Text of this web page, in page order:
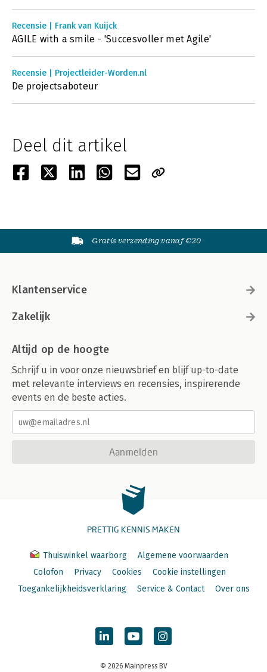
Recensie | Frank van Kuijck
AGILE with a smile - 'Succesvoller met Agile'
Recensie | Projectleider-Worden.nl
De projectsaboteur
Deel dit artikel
Gratis verzending vanaf €20
Klantenservice
Zakelijk
Altijd op de hoogte
Schrijf u in voor onze nieuwsbrief en blijf up-to-date
met relevante interviews en recensies, inspirerende
events en de beste acties.
Aanmelden
PRETTIG KENNIS MAKEN
Thuiswinkel waarborg
Algemene voorwaarden
Colofon
Privacy Cookies
Cookie instellingen
Toegankelijkheidsverklaring
Service & Contact Over ons
© 2026 Mainpress BV